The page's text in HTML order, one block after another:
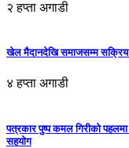
२ हप्ता अगाडी
खेल मैदानदेखि समाजसम्म सक्रिय
४ हप्ता अगाडी
पत्रकार पुष्प कमल गिरीको पहलमा
सहयोग